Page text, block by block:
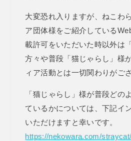
大変恐れ入りますが、ねこわ
ア団体様をご紹介している
載許可をいただいた時以外は
方々や普段「猫じゃらし」様
ィア活動とは一切関わりがご
「猫じゃらし」様が普段どの
ているかについては、下記イ
いただけますと幸いです。
https://nekowara.com/